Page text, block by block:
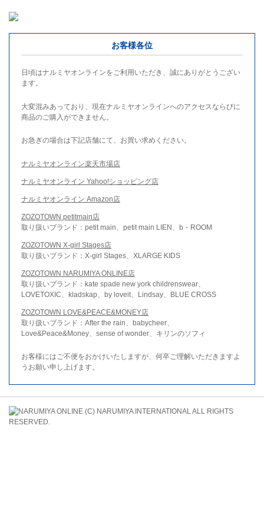
お客様各位
日頃はナルミヤオンラインをご利用いただき、誠にありがとうござい
ます。
大変混みあっており、現在ナルミヤオンラインへのアクセスならびに
商品のご購入ができません。
お急ぎの場合は下記店舗にて、お買い求めください。
ナルミヤオンライン楽天市場店
ナルミヤオンライン Yahoo!ショッピング店
ナルミヤオンライン Amazon店
ZOZOTOWN petitmain店
取り扱いブランド：petit main、petit main LIEN、b・ROOM
ZOZOTOWN X-girl Stages店
取り扱いブランド：X-girl Stages、XLARGE KIDS
ZOZOTOWN NARUMIYA ONLINE店
取り扱いブランド：kate spade new york childrenswear、
LOVETOXIC、kladskap、by loveit、Lindsay、BLUE CROSS
ZOZOTOWN LOVE&PEACE&MONEY店
取り扱いブランド：After the rain、babycheer、
Love&Peace&Money、sense of wonder、キリンのソフィ
お客様にはご不便をおかけいたしますが、何卒ご理解いただきますよ
うお願い申し上げます。